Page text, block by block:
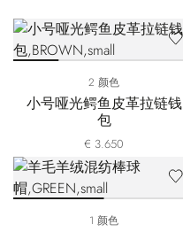
2 颜色
小号哑光鳄鱼皮革拉链钱
包
€ 3.650
1 颜色